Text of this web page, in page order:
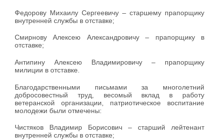
Федорову Михаилу Сергеевичу – старшему прапорщику
внутренней службы в отставке;
Смирнову Алексею Александровичу – прапорщику в
отставке;
Антипину Алексею Владимировичу – прапорщику
милиции в отставке.
Благодарственными письмами за многолетний
добросовестный труд, весомый вклад в работу
ветеранской организации, патриотическое воспитание
молодежи были отмечены:
Чистяков Владимир Борисович – старший лейтенант
внутренней службы в отставке;